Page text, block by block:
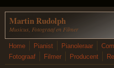
Overslaan en naar de inhoud gaan
Martin Rudolph
Musicus, Fotograaf en Filmer
Home Pianist Pianoleraar
Fotograaf
Filmer Producent